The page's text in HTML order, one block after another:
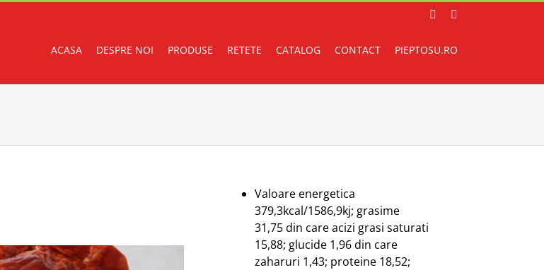
Facebook
ACASA DESPRE NOI PRODUSE RETETE CATALOG CONTACT PIEPTOSU.RO
Valoare energetica
379,3kcal/1586,9kj; grasime
31,75 din care acizi grasi saturati
15,88; glucide 1,96 din care
zaharuri 1,43; proteine 18,52;